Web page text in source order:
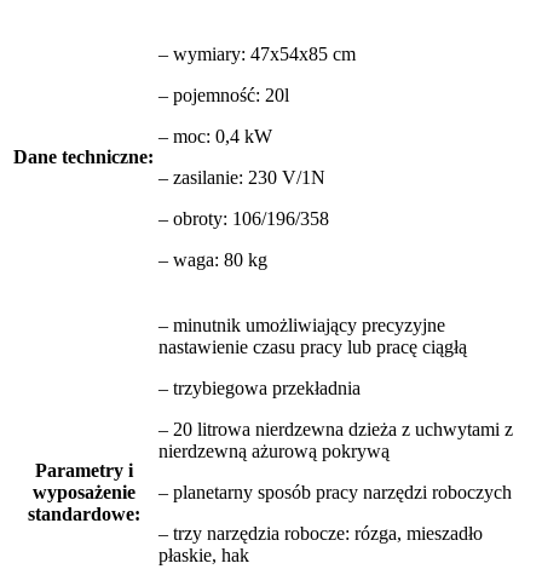
Dane techniczne:
– wymiary: 47x54x85 cm
– pojemność: 20l
– moc: 0,4 kW
– zasilanie: 230 V/1N
– obroty: 106/196/358
– waga: 80 kg
Parametry i
wyposażenie
standardowe:
– minutnik umożliwiający precyzyjne
nastawienie czasu pracy lub pracę ciągłą
– trzybiegowa przekładnia
– 20 litrowa nierdzewna dzieża z uchwytami z
nierdzewną ażurową pokrywą
– planetarny sposób pracy narzędzi roboczych
– trzy narzędzia robocze: rózga, mieszadło
płaskie, hak